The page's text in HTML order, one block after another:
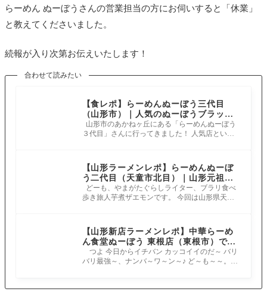
らーめん ぬーぼうさんの営業担当の方にお伺いすると「休業」
と教えてくださいました。
続報が入り次第お伝えいたします！
合わせて読みたい
【食レポ】らーめんぬーぼう三代目
（山形市）｜人気のぬーぼうブラック
を堪能
山形市のあかねヶ丘にある「らーめんぬーぼう
３代目」さんに行ってきました！ 人気店という
【山形ラーメンレポ】らーめんぬーぼ
う二代目（天童市北目）｜山形元祖汁
なしラーメン！？ぬーぼうさんおすす
めメニューを頂きました
どーも、やまがたぐらしライター、ブラリ食べ
歩き旅人芋煮ザエモンです。 今回は山形県天童
【山形新店ラーメンレポ】中華らーめ
ん食堂ぬーぼう 東根店（東根市）で
「爆中華 豚増し」を食レポです！
つよ 今日からイチバン カッコイイのだ～ バリ
バリ最強～、ナンバ～ワ～ン～♪ ど～も～～。